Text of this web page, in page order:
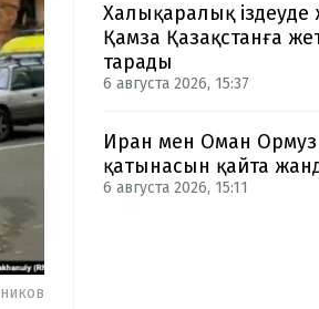
Халықаралық
Қамза Қазақстанға
тарады
6 августа 2026, 15:37
Иран мен Оман
қатынасын қайта
6 августа 2026, 15:11